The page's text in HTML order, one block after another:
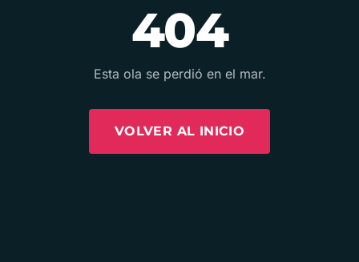
404
Esta ola se perdió en el mar.
VOLVER AL INICIO